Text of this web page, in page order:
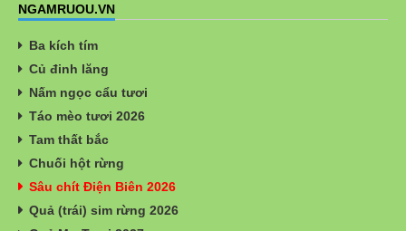
NGAMRUOU.VN
Ba kích tím
Củ đinh lăng
Nấm ngọc cẩu tươi
Táo mèo tươi 2026
Tam thất bắc
Chuối hột rừng
Sâu chít Điện Biên 2026
Quả (trái) sim rừng 2026